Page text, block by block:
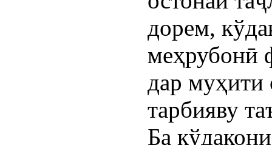
дорем,
меҳрубонӣ
дар муҳити
тарбияву
Ба